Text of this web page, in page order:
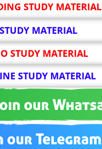
STUDY MATERIAL
MATERIAL
STUDY MATERIAL
STUDY MATERIAL